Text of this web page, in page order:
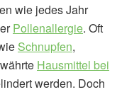
wie jedes Jahr
Pollenallergie. Oft
Schnupfen,
Hausmittel bei
werden. Doch